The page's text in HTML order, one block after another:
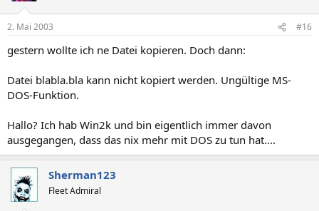
2. Mai 2003 #16
gestern wollte ich ne Datei kopieren. Doch dann:
Datei blabla.bla kann nicht kopiert werden. Ungültige MS-
DOS-Funktion.
Hallo? Ich hab Win2k und bin eigentlich immer davon
ausgegangen, dass das nix mehr mit DOS zu tun hat....
Sherman123
Fleet Admiral